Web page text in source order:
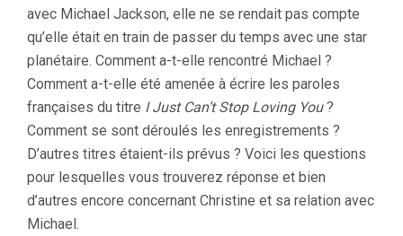
avec Michael Jackson, elle ne se rendait pas compte
qu’elle était en train de passer du temps avec une star
planétaire. Comment a-t-elle rencontré Michael ?
Comment a-t-elle été amenée à écrire les paroles
françaises du titre I Just Can’t Stop Loving You?
Comment se sont déroulés les enregistrements ?
D’autres titres étaient-ils prévus ? Voici les questions
pour lesquelles vous trouverez réponse et bien
d’autres encore concernant Christine et sa relation avec
Michael.